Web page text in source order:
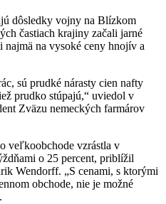
dôsledky vojny na Blízkom
častiach krajiny začali jarné
najmä na vysoké ceny hnojív a
sú prudké nárasty cien nafty
prudko stúpajú,“ uviedol v
Zväzu nemeckých farmárov
veľkoobchode vzrástla v
o 25 percent, priblížil
Wendorff. „S cenami, s ktorými
obchode, nie je možné